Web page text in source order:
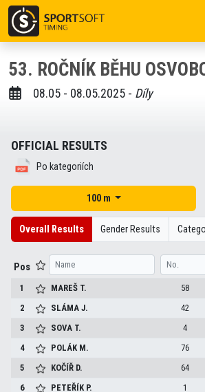
53. ROČNÍK BĚHU
08.05 - 08.05.2025 - Díly
OFFICIAL RESULTS
Po kategoriích
100 m
Overall Results Gender Results
Pos
1 MAREŠ T. 58
2
SLÁMAJ. 42
3
SOVA T. 4
4
POLÁK M. 76
5
KOČÍŘ D. 64
6
PETEŘÍK P. 1